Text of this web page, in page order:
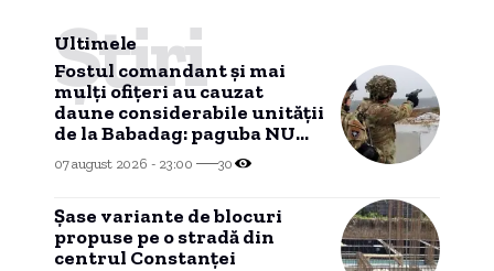
Ultimele
Știri
Fostul comandant și mai
mulți ofițeri au cauzat
daune considerabile unității
de la Babadag: paguba NU
mai poate fi recuperată
dintr-un motiv
07 august 2026 - 23:00 30
Șase variante de blocuri
propuse pe o stradă din
centrul Constanței